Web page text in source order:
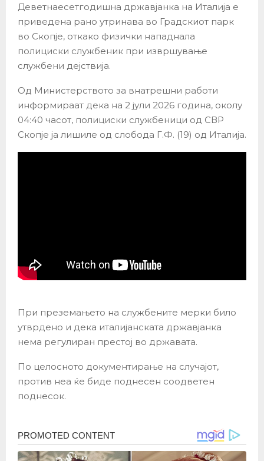
Деветнаесетгодишна државјанка на Италија е
приведена рано утринава во Градскиот парк
во Скопје, откако физички нападнала
полициски службеник при извршување
службени дејствија.
Од Министерството за внатрешни работи
информираат дека на 2 јули 2026 година, околу
04:40 часот, полициски службеници од СВР
Скопје ја лишиле од слобода Г.Ф. (19) од Италија.
При преземањето на службените мерки било
утврдено и дека италијанската државјанка
нема регулиран престој во државата.
По целосното документирање на случајот,
против неа ќе биде поднесен соодветен
поднесок.